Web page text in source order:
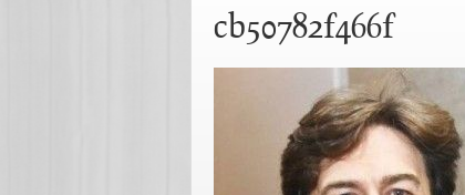
cb50782f466f